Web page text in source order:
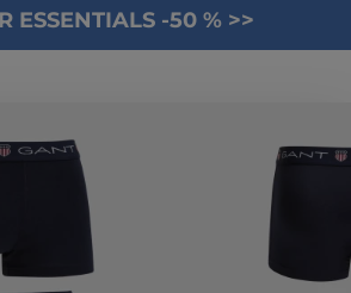
ESSENTIALS -50 % >>